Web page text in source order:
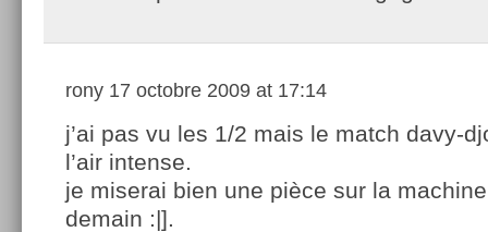
rony 17 octobre 2009 at 17:14
j’ai pas vu les 1/2 mais le match davy-
l’air intense.
je miserai bien une pièce sur la
demain :|].